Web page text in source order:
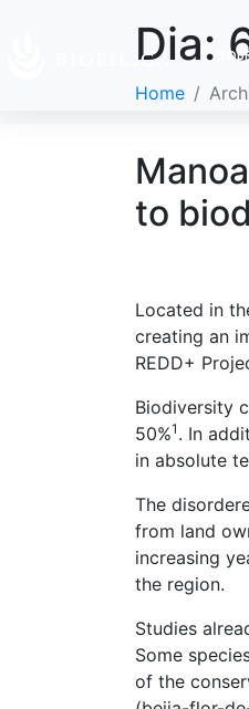
Dia:
Home
to
Located in
creating an
REDD+
Biodiversity
50%1 . In
in absolute
The
from land
increasing
the region.
Studies
Some
of the